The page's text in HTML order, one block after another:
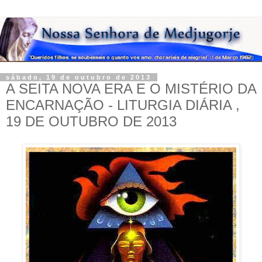
sábado, 19 de outubro de 2013
A SEITA NOVA ERA E O MISTÉRIO DA
ENCARNAÇÃO - LITURGIA DIÁRIA ,
19 DE OUTUBRO DE 2013